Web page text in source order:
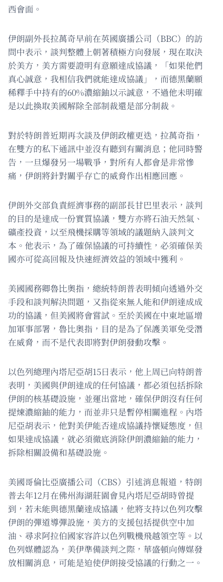
西會面。
伊朗副外長拉萬奇早前在英國廣播公司（BBC）的訪
問中表示，談判整體上朝著積極方向發展，現在取決
於美方，美方需要證明有意願達成協議，「如果他們
真心誠意，我相信我們就能達成協議」，而德黑蘭願
稀釋手中持有的60%濃縮鈾以示誠意，不過他未明確
是以此換取美國解除全部制裁還是部分制裁。
對於特朗普近期再次談及伊朗政權更迭，拉萬奇指，
在雙方的私下通訊中並沒有聽到有關消息；他同時警
告，一旦爆發另一場戰爭，對所有人都會是非常慘
痛，伊朗將針對關乎存亡的威脅作出相應回應。
伊朗外交部負責經濟事務的副部長甘巴里表示，談判
的目的是達成一份實質協議，雙方亦將石油天然氣、
礦產投資，以至飛機採購等領域的議題納入談判文
本。他表示，為了確保協議的可持續性，必須確保美
國亦可從高回報及快速經濟效益的領域中獲利。
美國國務卿魯比奧指，總統特朗普表明傾向透過外交
手段和談判解決問題，又指從來無人能和伊朗達成成
功的協議，但美國將會嘗試。至於美國在中東地區增
加軍事部署，魯比奧指，目的是為了保護美軍免受潛
在威脅，而不是代表即將對伊朗發動攻擊。
以色列總理內塔尼亞胡15日表示，他上周已向特朗普
表明，美國與伊朗達成的任何協議，都必須包括拆除
伊朗的核基礎設施，並運出當地，確保伊朗沒有任何
提煉濃縮鈾的能力，而並非只是暫停相關進程。內塔
尼亞胡表示，他對美伊能否達成協議持懷疑態度，但
如果達成協議，就必須徹底消除伊朗濃縮鈾的能力，
拆除相關設備和基礎設施。
美國哥倫比亞廣播公司（CBS）引述消息報道，特朗
普去年12月在佛州海湖莊園會見內塔尼亞胡時曾提
到，若未能與德黑蘭達成協議，他將支持以色列攻擊
伊朗的彈道導彈設施，美方的支援包括提供空中加
油、尋求阿拉伯國家容許以色列戰機飛越領空等。以
色列媒體認為，美伊準備談判之際，華盛頓向傳媒發
放相關消息，可能是迫使伊朗接受協議的行動之一。